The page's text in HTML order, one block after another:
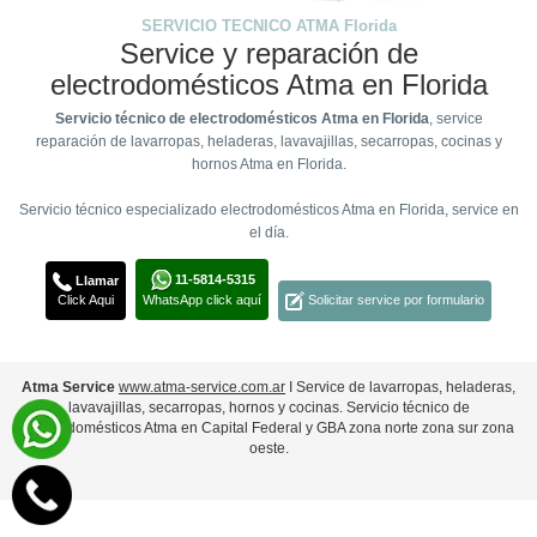
SERVICIO TECNICO ATMA Florida
Service y reparación de
electrodomésticos Atma en Florida
Servicio técnico de electrodomésticos Atma en Florida, service
reparación de lavarropas, heladeras, lavavajillas, secarropas, cocinas y
hornos Atma en Florida.
Servicio técnico especializado electrodomésticos Atma en Florida, service en
el día.
Llamar
Click Aqui
11-5814-5315
WhatsApp click aquí
Solicitar service por formulario
Atma Service www.atma-service.com.ar Ι Service de lavarropas, heladeras,
lavavajillas, secarropas, hornos y cocinas. Servicio técnico de
electrodomésticos Atma en Capital Federal y GBA zona norte zona sur zona
oeste.